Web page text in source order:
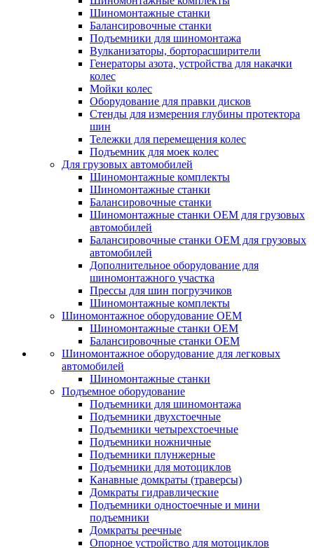
Шиномонтажные станки
Балансировочные станки
Подъемники для шиномонтажа
Вулканизаторы, борторасширители
Генераторы азота, устройства для накачки
колес
Мойки колес
Оборудование для правки дисков
Стенды для измерения глубины протектора
шин
Тележки для перемещения колес
Подъемник для моек колеc
Для грузовых автомобилей
Шиномонтажные комплекты
Шиномонтажные станки
Балансировочные станки
Шиномонтажные станки ОЕМ для грузовых
автомобилей
Балансировочные станки ОЕМ для грузовых
автомобилей
Дополнительное оборудование для
шиномонтажного участка
Прессы для шин погрузчиков
Шиномонтажные комплекты
Шиномонтажное оборудование ОЕМ
Шиномонтажные станки ОЕМ
Балансировочные станки ОЕМ
Шиномонтажное оборудование для легковых
автомобилей
Шиномонтажные станки
Подъемное оборудование
Подъемники для шиномонтажа
Подъемники двухстоечные
Подъемники четырехстоечные
Подъемники ножничные
Подъемники плунжерные
Подъемники для мотоциклов
Канавные домкраты (траверсы)
Домкраты гидравлические
Подъемники одностоечные и мини
подъемники
Домкраты реечные
Опорное устройство для мотоциклов